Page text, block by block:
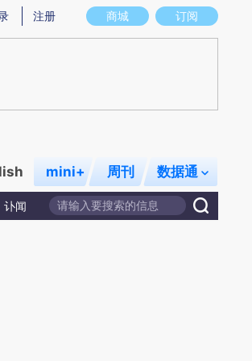
意图存在偏差。不代表财新观点和立场。推荐点击链接
商城 订阅
注册
mini+ 周刊 数据通
讣闻